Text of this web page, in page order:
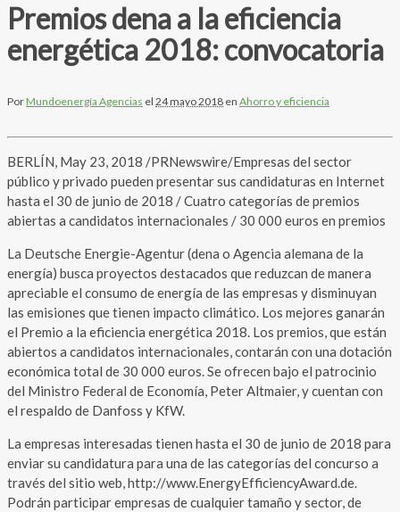
Premios dena a la eficiencia
energética 2018: convocatoria
PorMundoenergía Agencias el 24 mayo 2018 en Ahorro y eficiencia
BERLÍN, May 23, 2018 /PRNewswire/Empresas del sector
público y privado pueden presentar sus candidaturas en Internet
hasta el 30 de junio de 2018 / Cuatro categorías de premios
abiertas a candidatos internacionales / 30 000 euros en premios
La Deutsche Energie-Agentur (dena o Agencia alemana de la
energía) busca proyectos destacados que reduzcan de manera
apreciable el consumo de energía de las empresas y disminuyan
las emisiones que tienen impacto climático. Los mejores ganarán
el Premio a la eficiencia energética 2018. Los premios, que están
abiertos a candidatos internacionales, contarán con una dotación
económica total de 30 000 euros. Se ofrecen bajo el patrocinio
del Ministro Federal de Economía, Peter Altmaier, y cuentan con
el respaldo de Danfoss y KfW.
La empresas interesadas tienen hasta el 30 de junio de 2018 para
enviar su candidatura para una de las categorías del concurso a
través del sitio web, http://www.EnergyEfficiencyAward.de.
Podrán participar empresas de cualquier tamaño y sector, de